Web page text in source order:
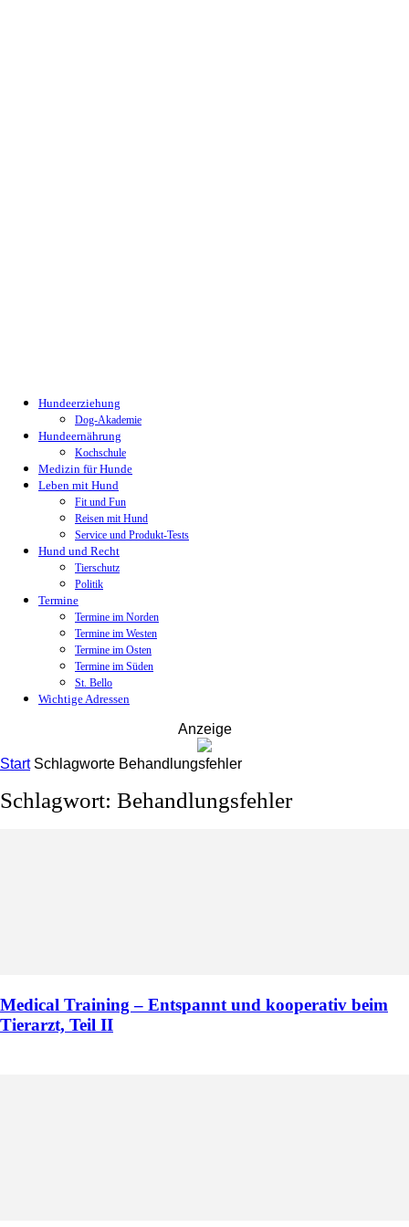
Hundeerziehung
Dog-Akademie
Hundeernährung
Kochschule
Medizin für Hunde
Leben mit Hund
Fit und Fun
Reisen mit Hund
Service und Produkt-Tests
Hund und Recht
Tierschutz
Politik
Termine
Termine im Norden
Termine im Westen
Termine im Osten
Termine im Süden
St. Bello
Wichtige Adressen
Anzeige
Start Schlagworte Behandlungsfehler
Schlagwort: Behandlungsfehler
Medical Training – Entspannt und kooperativ beim
Tierarzt, Teil II